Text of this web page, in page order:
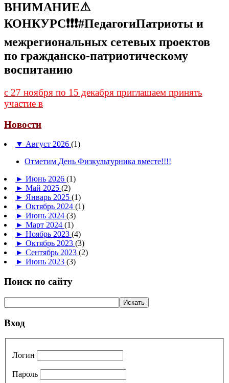
ВНИМАНИЕ⚠
КОНКУРС❗❗❗#ПедагогиПатриоты и
межрегиональных сетевых проектов
по гражданско-патриотическому
воспитанию
с 27 ноября по 15 декабря приглашаем принять
участие в
Новости
▼ Август 2026 (1)
Отметим День Физкультурника вместе!!!!
► Июнь 2026 (1)
► Май 2025 (2)
► Январь 2025 (1)
► Октябрь 2024 (1)
► Июнь 2024 (3)
► Март 2024 (1)
► Ноябрь 2023 (4)
► Октябрь 2023 (3)
► Сентябрь 2023 (2)
► Июнь 2023 (3)
Поиск по сайту
Вход
Логин
Пароль